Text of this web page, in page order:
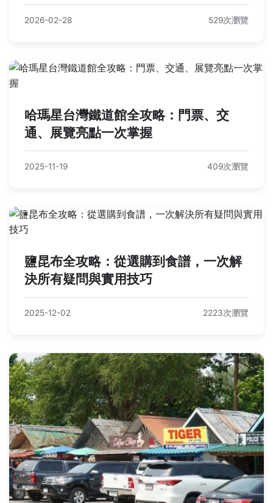
2026-02-28 529次瀏覽
哈瑪星台灣鐵道館全攻略：門票、交
通、展覽亮點一次掌握
2025-11-19 409次瀏覽
鹽昆布全攻略：從選購到食譜，一次解
決所有疑問與實用技巧
2025-12-02 2223次瀏覽